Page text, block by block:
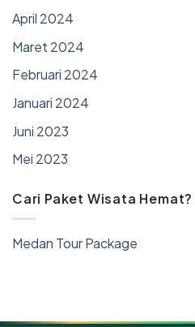
April 2024
Maret 2024
Februari 2024
Januari 2024
Juni 2023
Mei 2023
Cari Paket Wisata Hemat?
Medan Tour Package